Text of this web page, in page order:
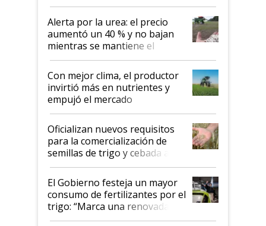
Alerta por la urea: el precio
aumentó un 40 % y no bajan
mientras se mantiene el
conflicto en Medio Oriente
Con mejor clima, el productor
invirtió más en nutrientes y
empujó el mercado
Oficializan nuevos requisitos
para la comercialización de
semillas de trigo y cebada a
granel
El Gobierno festeja un mayor
consumo de fertilizantes por el
trigo: “Marca una renovada
confianza de los productores”